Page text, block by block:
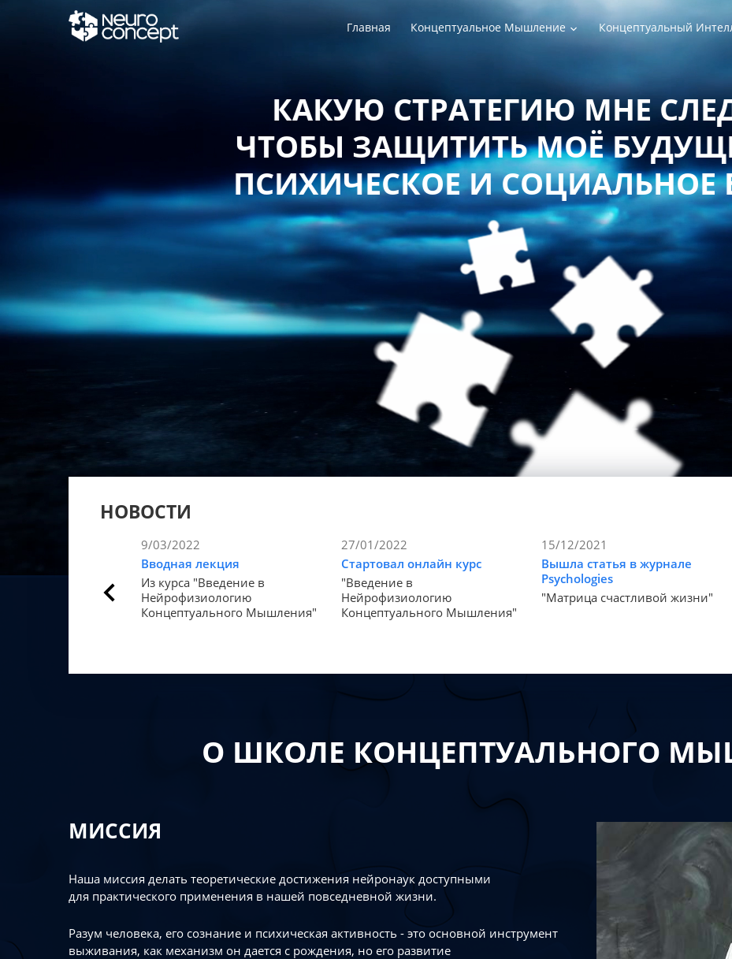
Главная Концептуальное Мышление Концептуальный
КАКУЮ СТРАТЕГИЮ МНЕ СЛЕДУЕТ
ЧТОБЫ ЗАЩИТИТЬ МОЁ БУДУЩЕЕ
ПСИХИЧЕСКОЕ И СОЦИАЛЬНОЕ
НОВОСТИ
9/03/2022
Вводная лекция
Из курса "Введение в
Нейрофизиологию
Концептуального Мышления"
27/01/2022
Стартовал онлайн курс
"Введение в
Нейрофизиологию
Концептуального Мышления"
15/12/2021
Вышла статья в журнале
Psychologies
"Матрица счастливой жизни"
О ШКОЛЕ КОНЦЕПТУАЛЬНОГО
МИССИЯ
Наша миссия делать теоретические достижения нейронаук доступными
для практического применения в нашей повседневной жизни.
Разум человека, его сознание и психическая активность - это основной инструмент
выживания, как механизм он дается с рождения, но его развитие